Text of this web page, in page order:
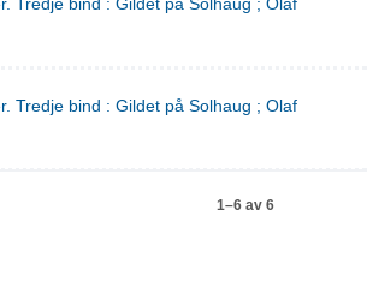
Tredje bind : Gildet på Solhaug ; Olaf
1–6 av 6